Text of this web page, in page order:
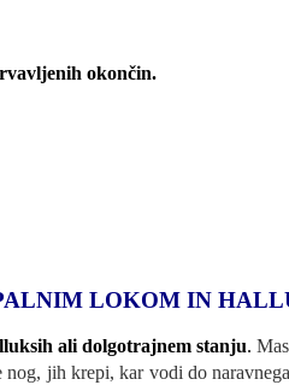
okončin.
LOKOM IN
ali dolgotrajnem stanju.
nog, jih krepi, kar vodi do